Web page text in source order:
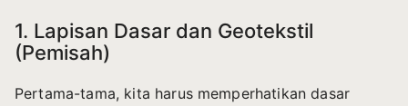
1. Lapisan Dasar dan Geotekstil
(Pemisah)
Pertama-tama, kita harus memperhatikan dasar